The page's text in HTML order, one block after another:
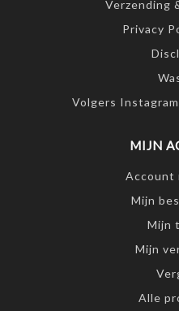
Verzending
Privacy
Volgers
MIJN
Account
Mijn
Mijn
Mijn
Alle